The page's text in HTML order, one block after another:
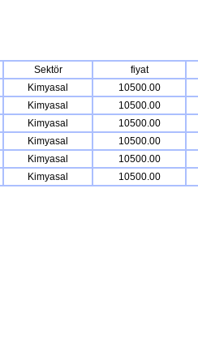
Sektör
fiyat
Kimyasal
10500.00
Kimyasal
10500.00
Kimyasal
10500.00
Kimyasal
10500.00
Kimyasal
10500.00
Kimyasal 10500.00